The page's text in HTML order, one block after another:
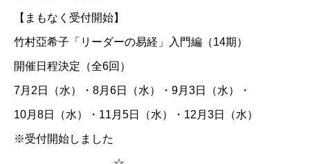
【まもなく受付開始】
竹村亞希子「リーダーの易経」入門編（14期）
開催日程決定（全6回）
7月2日（水）・8月6日（水）・9月3日（水）・
10月8日（水）・11月5日（水）・12月3日（水）
※受付開始しました